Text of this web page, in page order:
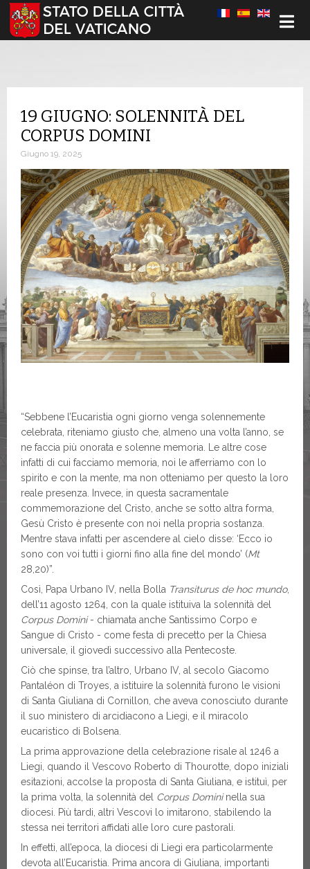
Seleziona la tua lingua
19 GIUGNO: SOLENNITÀ DEL
CORPUS DOMINI
Giugno 19, 2025
“Sebbene l’Eucaristia ogni giorno venga solennemente
celebrata, riteniamo giusto che, almeno una volta l’anno, se
ne faccia più onorata e solenne memoria. Le altre cose
infatti di cui facciamo memoria, noi le afferriamo con lo
spirito e con la mente, ma non otteniamo per questo la loro
reale presenza. Invece, in questa sacramentale
commemorazione del Cristo, anche se sotto altra forma,
Gesù Cristo è presente con noi nella propria sostanza.
Mentre stava infatti per ascendere al cielo disse: ‘Ecco io
sono con voi tutti i giorni fino alla fine del mondo’ (Mt
28,20)”.
Così, Papa Urbano IV, nella Bolla Transiturus de hoc mundo,
dell’11 agosto 1264, con la quale istituiva la solennità del
Corpus Domini- chiamata anche Santissimo Corpo e
Sangue di Cristo - come festa di precetto per la Chiesa
universale, il giovedì successivo alla Pentecoste.
Ciò che spinse, tra l’altro, Urbano IV, al secolo Giacomo
Pantaléon di Troyes, a istituire la solennità furono le visioni
di Santa Giuliana di Cornillon, che aveva conosciuto durante
il suo ministero di arcidiacono a Liegi, e il miracolo
eucaristico di Bolsena.
La prima approvazione della celebrazione risale al 1246 a
Liegi, quando il Vescovo Roberto di Thourotte, dopo iniziali
esitazioni, accolse la proposta di Santa Giuliana, e istituì, per
la prima volta, la solennità del Corpus Domininella sua
diocesi. Più tardi, altri Vescovi lo imitarono, stabilendo la
stessa nei territori affidati alle loro cure pastorali.
In effetti, all’epoca, la diocesi di Liegi era particolarmente
devota all’Eucaristia. Prima ancora di Giuliana, importanti